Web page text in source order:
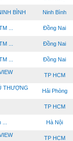
BÌNH Ninh Bình
... Đồng Nai
... Đồng Nai
... Đồng Nai
TP HCM
THƯỢNG
Hải Phòng
TP HCM
Hà Nội
TP HCM